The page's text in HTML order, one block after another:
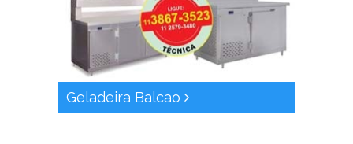
Geladeira Balcao